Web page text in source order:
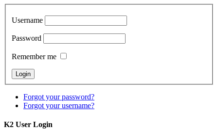
Username
Password
Remember me
Forgot your password?
Forgot your username?
K2 User Login